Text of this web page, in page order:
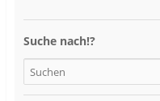
Suche nach!?